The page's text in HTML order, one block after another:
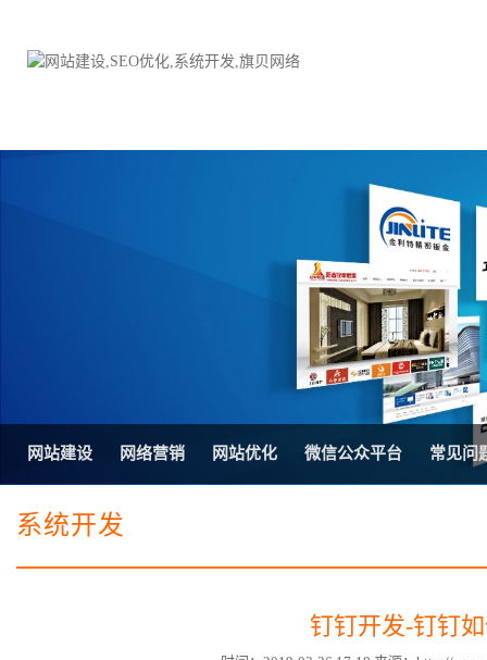
网站SEO优化
微信平台建设
电子商务商城建设
SSL证书
H5响应式网站建设方案
防伪防窜货系统
外贸多语言网站建设方
三级分销系统
网站推广优化方案
在线进销存管理
品牌加盟营销管理系统
营销型网站建设方案
网站建设 网络营销 网站优化 微信公众平台 常见问
系统开发
钉钉开发-钉钉